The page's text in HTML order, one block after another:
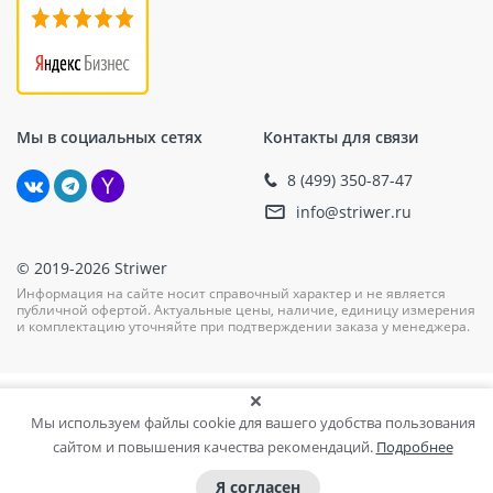
Мы в социальных сетях Контакты для связи
8 (499) 350-87-47
info@striwer.ru
© 2019-2026 Striwer
Информация на сайте носит справочный характер и не является
публичной офертой. Актуальные цены, наличие, единицу измерения
и комплектацию уточняйте при подтверждении заказа у менеджера.
Мы используем файлы cookie для вашего удобства пользования
сайтом и повышения качества рекомендаций. Подробнее
Я согласен